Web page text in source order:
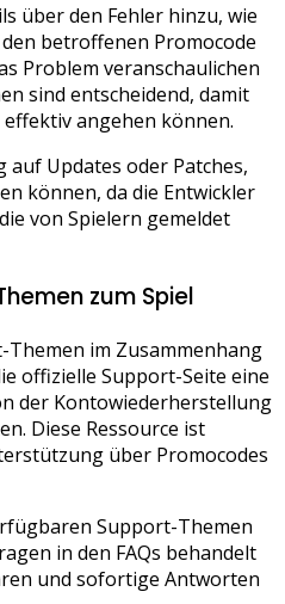
über den Fehler hinzu, wie
betroffenen Promocode
Problem veranschaulichen
sind entscheidend, damit
angehen können.
Updates oder Patches,
können, da die Entwickler
von Spielern gemeldet
zum Spiel
im Zusammenhang
offizielle Support-Seite eine
der Kontowiederherstellung
Diese Ressource ist
über Promocodes
Support-Themen
in den FAQs behandelt
und sofortige Antworten